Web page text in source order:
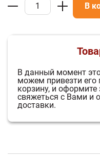
В
В данный момент
можем привезти его
корзину, и оформите
свяжеться с Вами и
доставки.